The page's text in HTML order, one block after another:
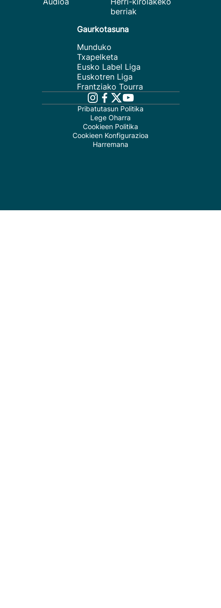
berriak
Gaurkotasuna
Munduko
Txapelketa
Eusko Label Liga
Euskotren Liga
Frantziako Tourra
Pribatutasun Politika
Lege Oharra
Cookieen Politika
Cookieen Konfigurazioa
Harremana